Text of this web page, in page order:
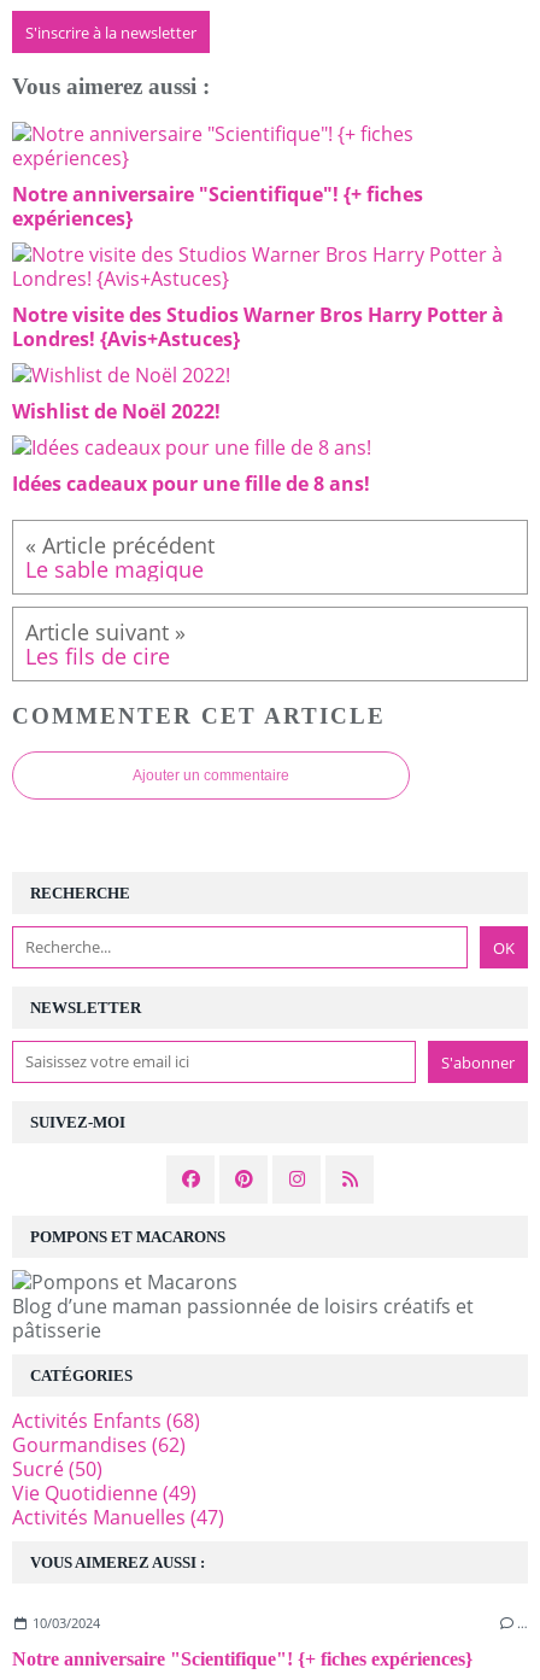
S'inscrire à la newsletter
Vous aimerez aussi :
Notre anniversaire "Scientifique"! {+ fiches
expériences}
Notre visite des Studios Warner Bros Harry Potter à
Londres! {Avis+Astuces}
Wishlist de Noël 2022!
Idées cadeaux pour une fille de 8 ans!
Le sable magique
Les fils de cire
COMMENTER CET ARTICLE
Ajouter un commentaire
NEWSLETTER
SUIVEZ-MOI
RECHERCHE
POMPONS ET MACARONS
Blog d’une maman passionnée de loisirs créatifs et
pâtisserie
VOUS AIMEREZ AUSSI :
10/03/2024 …
Notre anniversaire "Scientifique"! {+ fiches expériences}
CATÉGORIES
Activités Enfants (68)
Gourmandises (62)
Sucré(50)
Vie Quotidienne(49)
Activités Manuelles (47)